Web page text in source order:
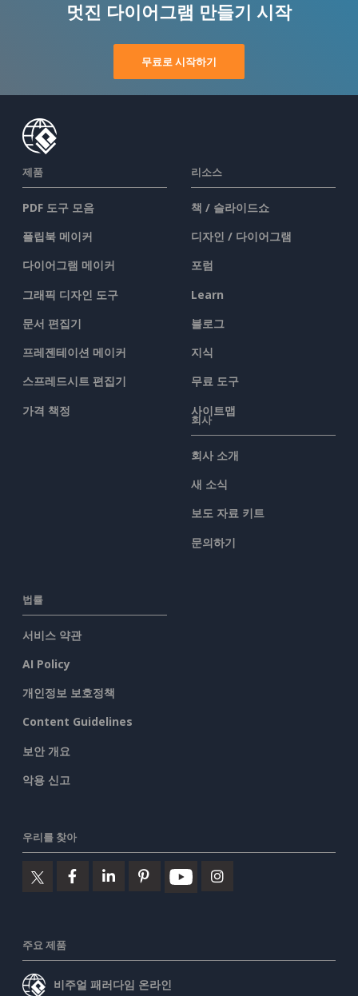
멋진 다이어그램 만들기 시작
무료로 시작하기
제품
PDF 도구 모음
플립북 메이커
다이어그램 메이커
그래픽 디자인 도구
문서 편집기
프레젠테이션 메이커
스프레드시트 편집기
가격 책정
리소스
책 / 슬라이드쇼
디자인 / 다이어그램
포럼
Learn
블로그
지식
무료 도구
사이트맵
회사
회사 소개
새 소식
보도 자료 키트
문의하기
법률
서비스 약관
AI Policy
개인정보 보호정책
Content Guidelines
보안 개요
악용 신고
우리를 찾아
주요 제품
비주얼 패러다임 온라인